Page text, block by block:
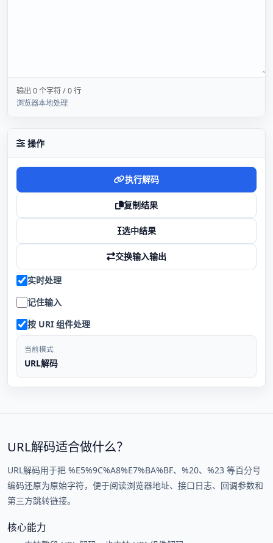
操作
执行解码
复制结果
选中结果
交换输入输出
实时处理
记住输入
按 URI 组件处理
当前模式
URL解码
输出 0 个字符 / 0 行
浏览器本地处理
URL解码适合做什么？
URL解码用于把 %E5%9C%A8%E7%BA%BF、%20、%23 等百分号
编码还原为原始字符，便于阅读浏览器地址、接口日志、回调参数和
第三方跳转链接。
核心能力